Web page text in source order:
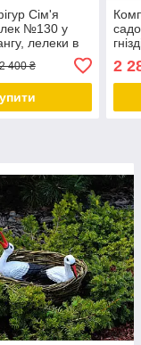
Сім'я
№130 у
лелеки в
лелеки в
400 ₴ 2